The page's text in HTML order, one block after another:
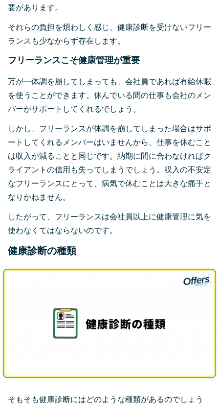
要があります。
それらの負担を煩わしく感じ、健康診断を受けないフリー
ランスも少なからず存在します。
フリーランスこそ健康管理が重要
万が一体調を崩してしまっても、会社員であれば有給休暇
を使うことができます。休んでいる間の仕事も会社のメン
バーがサポートしてくれるでしょう。
しかし、フリーランスが体調を崩してしまった場合はサポ
ートしてくれるメンバーはいませんから、仕事を休むこと
は収入が減ることと同じです。納期に間に合わなければク
ライアントの信用も失ってしまうでしょう。収入の不安定
なフリーランスにとって、病気で休むことは大きな痛手と
なりかねません。
したがって、フリーランスは会社員以上に健康管理に気を
使わなくてはならないのです。
健康診断の種類
そもそも健康診断にはどのような種類があるのでしょう